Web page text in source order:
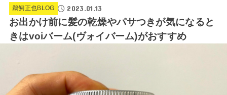
鵜飼正也BLOG 2023.01.13
お出かけ前に髪の乾燥やパサつきが気になると
きはvoiバーム(ヴォイバーム)がおすすめ